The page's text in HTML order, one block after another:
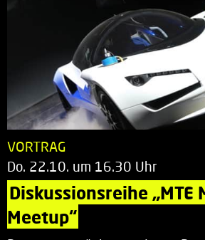
VORTRAG
Do. 22.10. um 16.30 Uhr
Diskussionsreihe „MTE
Meetup“